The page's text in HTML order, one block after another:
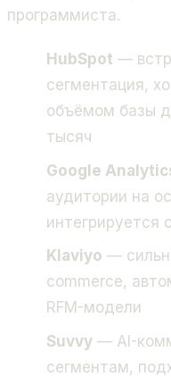
программиста.
HubSpot —
сегментация,
объёмом базы
тысяч
Google
аудитории на
интегрируется
Klaviyo —
commerce,
RFM-модели
Suvvy — AI-
сегментам,